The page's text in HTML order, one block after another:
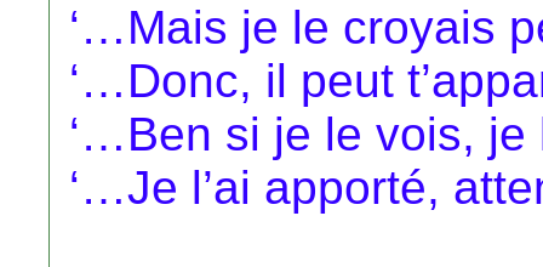
‘…Mais je le croyais
‘…Donc, il peut
‘…Ben si je le vois,
‘…Je l’ai apporté,